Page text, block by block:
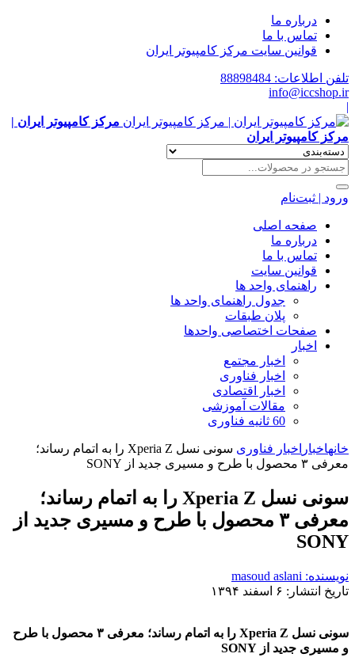
درباره ما
تماس با ما
قوانین سایت مرکز کامپیوتر ایران
تلفن اطلاعات: 88898484
info@iccshop.ir
|
مرکز کامپیوتر ایران |
مرکز کامپیوتر ایران
ورود | ثبت‌نام
صفحه اصلی
درباره ما
تماس با ما
قوانین سایت
راهنمای واحد ها
جدول راهنمای واحد ها
پلان طبقات
صفحات اختصاصی واحدها
اخبار
اخبار مجتمع
اخبار فناوری
اخبار اقتصادی
مقالات آموزشی
60 ثانیه فناوری
خانهاخبار اخبار فناوری
سونی نسل Xperia Z را به اتمام رساند؛
معرفی ۳ محصول با طرح و مسیری جدید از SONY
سونی نسل Xperia Z را به اتمام رساند؛
معرفی ۳ محصول با طرح و مسیری جدید از
SONY
نویسنده: masoud aslani
تاریخ انتشار: ۶ اسفند ۱۳۹۴
سونی نسل Xperia Z را به اتمام رساند؛ معرفی ۳ محصول با طرح
و مسیری جدید از SONY